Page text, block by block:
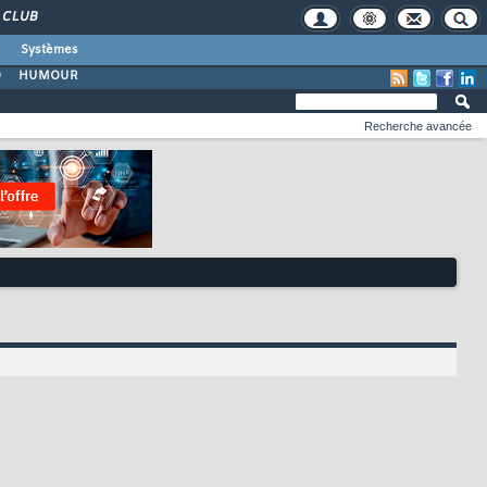
CLUB
Systèmes
HUMOUR
Recherche avancée